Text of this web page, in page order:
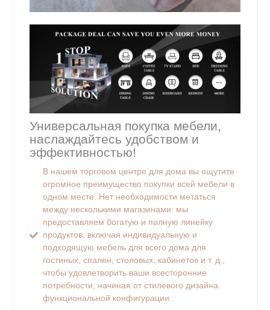
Универсальная покупка мебели,
наслаждайтесь удобством и
эффективностью!
В нашем торговом центре для дома вы ощутите
огромное преимущество покупки всей мебели в
одном месте. Нет необходимости метаться
между несколькими магазинами: мы
предоставляем богатую и полную линейку
продуктов, включая индивидуальную и
подходящую мебель для всего дома для
гостиных, спален, столовых, кабинетов и т. д.,
чтобы удовлетворить ваши всесторонние
потребности, начиная от стилевого дизайна.
функциональной конфигурации.